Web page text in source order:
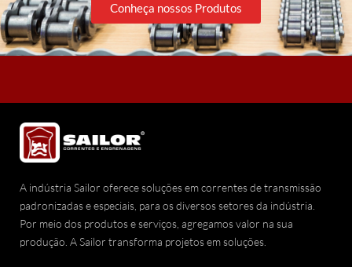
Conheça nossos Produtos
A indústria Sailor oferece soluções em correntes de transmissão
padronizadas e especiais, para os diversos setores da indústria.
Por meio dos produtos e serviços, agregamos valor na sua
produção. A Sailor transforma projetos em soluções.